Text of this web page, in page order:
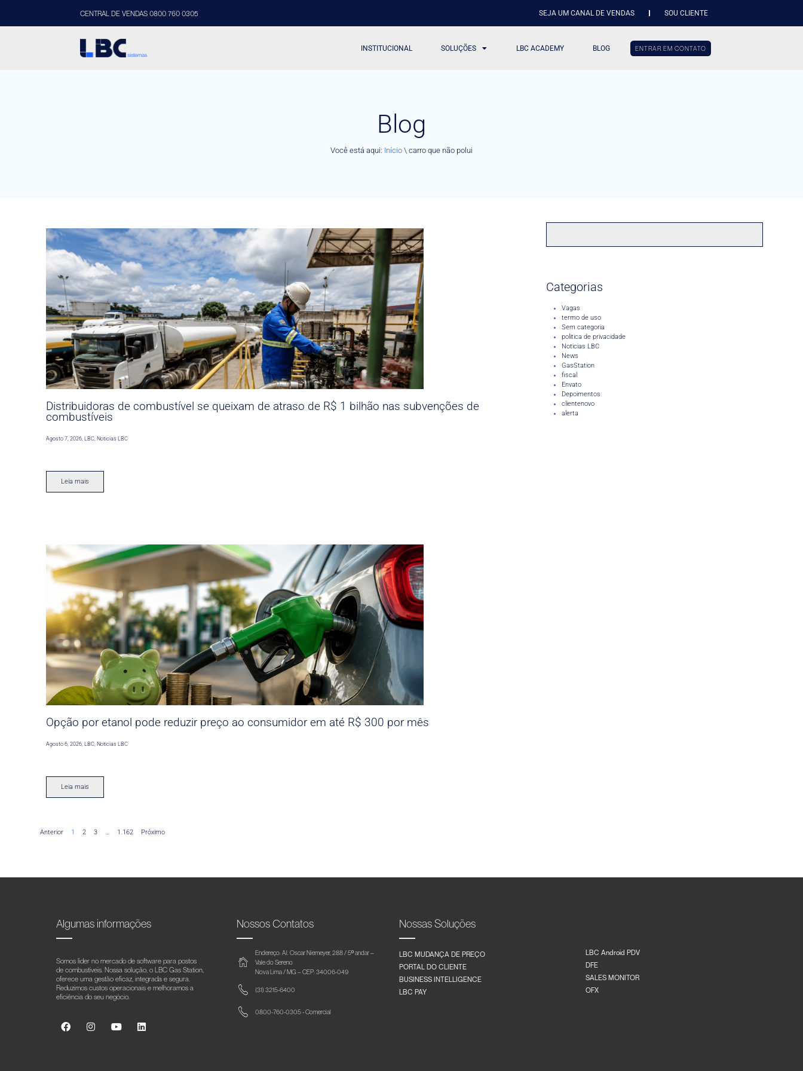
CENTRAL DE VENDAS 0800 760 0305 SEJA UM CANAL DE VENDAS SOU CLIENTE
INSTITUCIONAL SOLUÇÕES LBC ACADEMY BLOG ENTRAR EM CONTATO
Blog
Você está aqui: Início \ carro que não polui
Distribuidoras de combustível se queixam de atraso de R$ 1 bilhão nas subvenções de
combustíveis
Agosto 7, 2026,LBC,Noticias LBC
Leia mais
Opção por etanol pode reduzir preço ao consumidor em até R$ 300 por mês
Agosto 6, 2026 ,LBC Noticias LBC
Leia mais
Anterior 1 2 3 … 1.162 Próximo
Categorias
Vagas
termo de uso
Sem categoria
politica de privacidade
Noticias LBC
News
GasStation
fiscal
Envato
Depoimentos
clientenovo
alerta
Algumas informações
Somos líder no mercado de software para postos
de combustíveis. Nossa solução, o LBC Gas Station,
oferece uma gestão eficaz, integrada e segura.
Reduzimos custos operacionais e melhoramos a
eficiência do seu negócio.
Nossos Contatos
Endereço: Al. Oscar Niemeyer, 288 / 5º andar –
Vale do Sereno
Nova Lima / MG – CEP: 34006-049
(31) 3215-6400
0800-760-0305 - Comercial
Nossas Soluções
LBC MUDANÇA DE PREÇO
PORTAL DO CLIENTE
BUSINESS INTELLIGENCE
LBC PAY
LBC Android PDV
DFE
SALES MONITOR
OFX